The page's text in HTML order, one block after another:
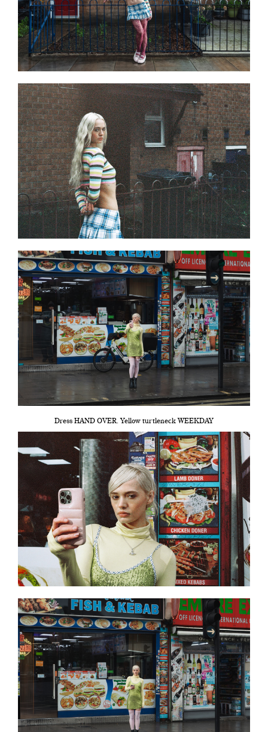
Dress HAND OVER. Yellow turtleneck WEEKDAY